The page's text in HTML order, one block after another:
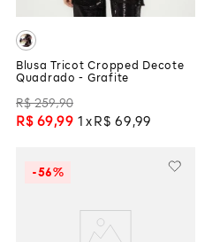
Blusa Tricot Cropped Decote
Quadrado - Grafite
R$ 259,90
R$ 69,99 1 R$ 69 ,99
-56%